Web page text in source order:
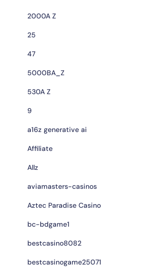
2000A Z
25
47
5000BA_Z
530A Z
9
a16z generative ai
Affiliate
Allz
aviamasters-casinos
Aztec Paradise Casino
bc-bdgame1
bestcasino8082
bestcasinogame25071